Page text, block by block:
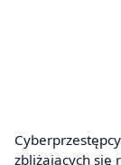
zbliżających się